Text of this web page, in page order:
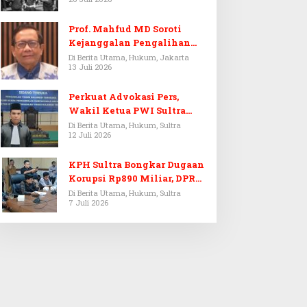
Prof. Mahfud MD Soroti
Kejanggalan Pengalihan
Penyelidikan Tersangka
Febrie Adriansyah
Di Berita Utama, Hukum, Jakarta
13 Juli 2026
Perkuat Advokasi Pers,
Wakil Ketua PWI Sultra
Resmi Dilantik Menjadi
Advokat PERADI
Di Berita Utama, Hukum, Sultra
12 Juli 2026
KPH Sultra Bongkar Dugaan
Korupsi Rp890 Miliar, DPRD
Sultra Gelar RDP
Di Berita Utama, Hukum, Sultra
7 Juli 2026